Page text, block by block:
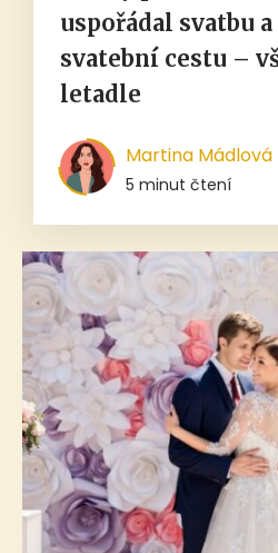
uspořádal svatbu
svatební cestu –
letadle
Martina Mádlová
5 minut čtení